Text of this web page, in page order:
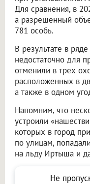
Для сравнения, в
а разрешенный
781 особь.
В результате в
недостаточно для
отменили в трех
расположенных в
а также в одном
Напомним, что
устроили
которых в город
по улицам,
на льду Иртыша и
Не